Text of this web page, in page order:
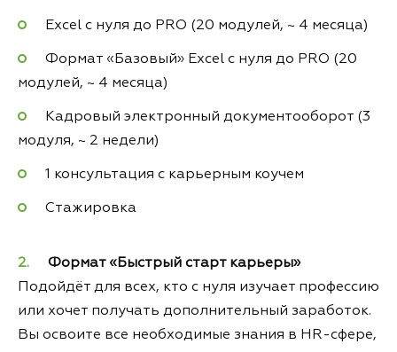
Excel с нуля до PRO (20 модулей, ~ 4 месяца)
Формат «Базовый» Excel с нуля до PRO (20
модулей, ~ 4 месяца)
Кадровый электронный документооборот (3
модуля, ~ 2 недели)
1 консультация с карьерным коучем
Стажировка
Формат «Быстрый старт карьеры»
Подойдёт для всех, кто с нуля изучает профессию
или хочет получать дополнительный заработок.
Вы освоите все необходимые знания в HR-сфере,